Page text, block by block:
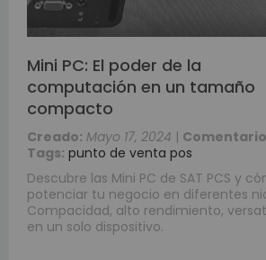
Mini PC: El poder de la
computación en un tamaño
compacto
Creado: Mayo 17, 2024 |
Tags: punto de venta pos
Descubre las Mini PC de SAT PCS y
potenciar tu negocio en diferentes
Compacidad, alto rendimiento,
en un solo dispositivo.